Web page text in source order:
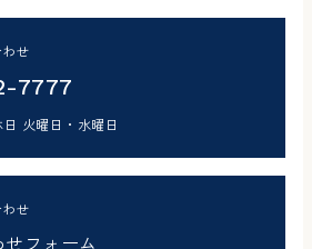
せ
7777
火曜日・水曜日
せ
フォーム